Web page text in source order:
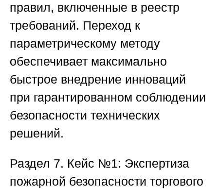
правил, включенные в реестр
требований. Переход к
параметрическому методу
обеспечивает максимально
быстрое внедрение инноваций
при гарантированном соблюдении
безопасности технических
решений.
Раздел 7. Кейс №1: Экспертиза
пожарной безопасности торгового